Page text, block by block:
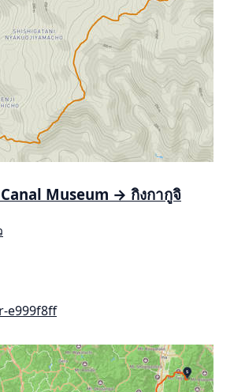
Museum → กิงกากูจิ
e999f8ff